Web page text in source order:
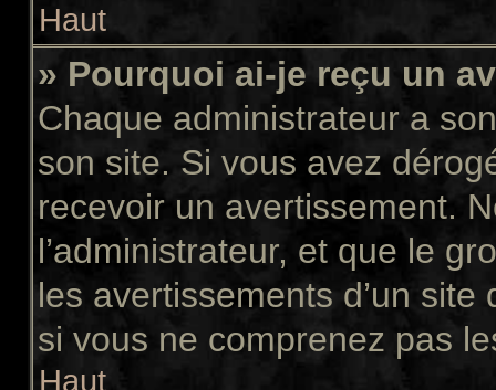
Haut
» Pourquoi ai-je reçu un
Chaque administrateur a
son site. Si vous avez
recevoir un avertissement.
l’administrateur, et que le
les avertissements d’un
si vous ne comprenez pas
Haut